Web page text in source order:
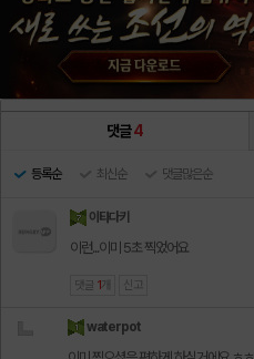
댓글4
등록순 최신순 댓글많은순
이타다키
이런...이미 5초 찍었어요
댓글 1 개 신고
waterpot